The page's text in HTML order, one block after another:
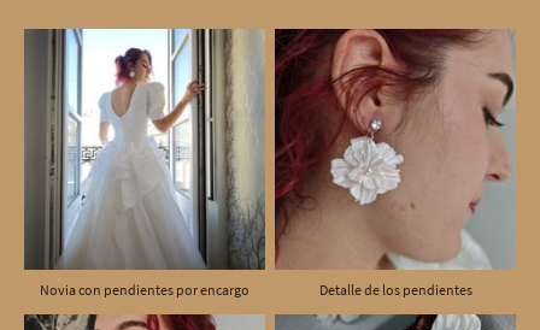
Novia con pendientes por encargo Detalle de los pendientes